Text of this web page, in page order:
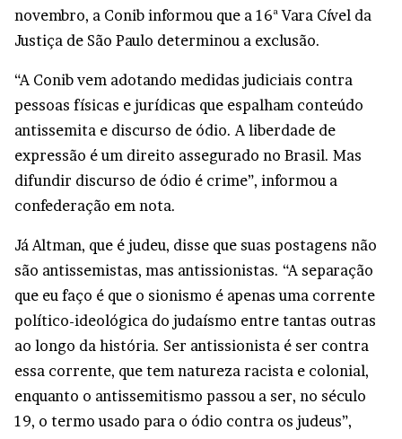
novembro, a Conib informou que a 16ª Vara Cível da
Justiça de São Paulo determinou a exclusão.
“A Conib vem adotando medidas judiciais contra
pessoas físicas e jurídicas que espalham conteúdo
antissemita e discurso de ódio. A liberdade de
expressão é um direito assegurado no Brasil. Mas
difundir discurso de ódio é crime”, informou a
confederação em nota.
Já Altman, que é judeu, disse que suas postagens não
são antissemistas, mas antissionistas. “A separação
que eu faço é que o sionismo é apenas uma corrente
político-ideológica do judaísmo entre tantas outras
ao longo da história. Ser antissionista é ser contra
essa corrente, que tem natureza racista e colonial,
enquanto o antissemitismo passou a ser, no século
19, o termo usado para o ódio contra os judeus”,